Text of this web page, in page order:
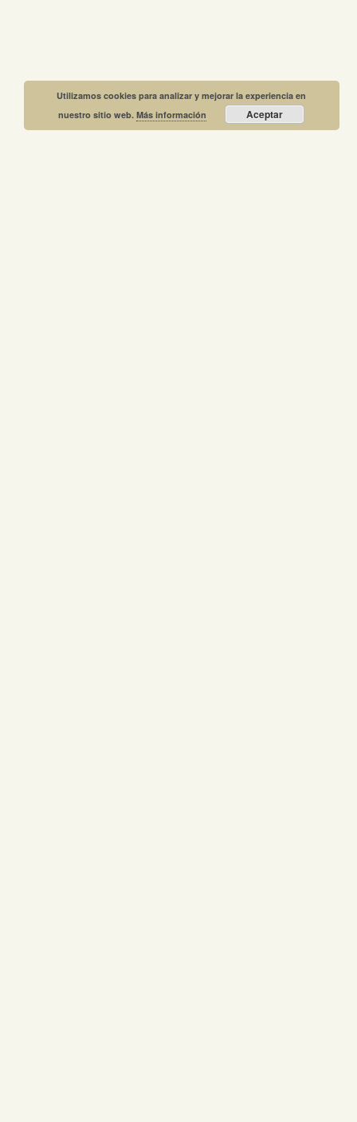
Utilizamos cookies para analizar y mejorar la experiencia en
nuestro sitio web.Más información Aceptar